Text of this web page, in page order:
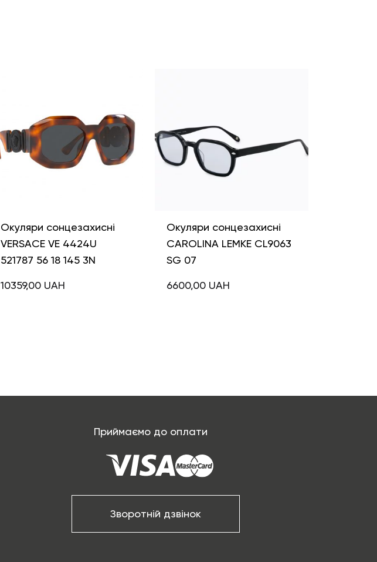
Окуляри сонцезахисні
VERSACE VE 4424U
521787 56 18 145 3N
10359,00 UAH
Окуляри сонцезахисні
CAROLINA LEMKE CL9063
SG 07
6600,00 UAH
Приймаємо до оплати
Зворотній дзвінок